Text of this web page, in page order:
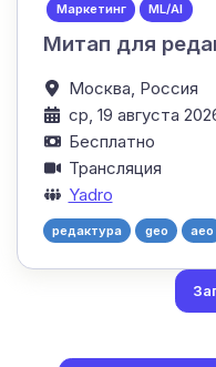
Маркетинг ML/AI
Митап для
Москва, Россия
ср, 19 августа
Бесплатно
Трансляция
Yadro
редактура geo aeo